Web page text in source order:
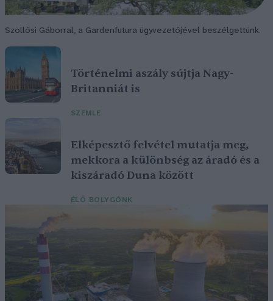
Szöllősi Gáborral, a Gardenfutura ügyvezetőjével beszélgettünk.
Történelmi aszály sújtja Nagy-
Britanniát is
SZEMLE
Elképesztő felvétel mutatja meg,
mekkora a különbség az áradó és a
kiszáradó Duna között
ÉLŐ BOLYGÓNK